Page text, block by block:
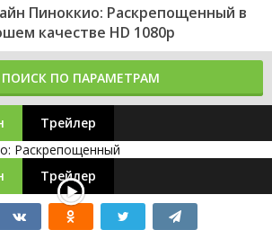
Пиноккио: Раскрепощенный в
качестве HD 1080p
ПОИСК ПО ПАРАМЕТРАМ
Трейлер
Трейлер